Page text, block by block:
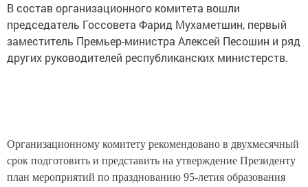
В состав организационного комитета вошли
председатель Госсовета Фарид Мухаметшин, первый
заместитель Премьер-министра Алексей Песошин и ряд
других руководителей республиканских министерств.
Организационному комитету рекомендовано в двухмесячный
срок подготовить и представить на утверждение Президенту
план мероприятий по празднованию 95-летия образования